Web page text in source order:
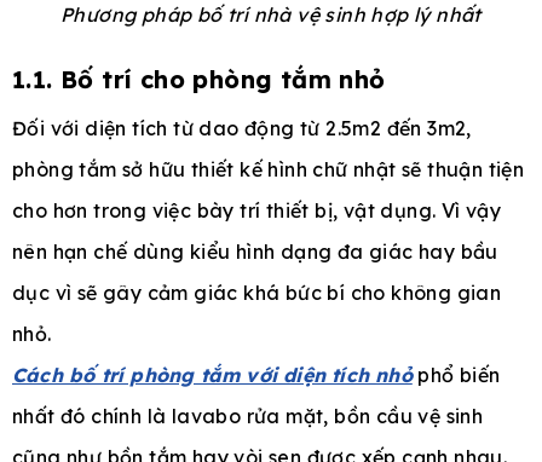
Phương pháp bố trí nhà vệ sinh hợp lý nhất
1.1. Bố trí cho phòng tắm nhỏ
Đối với diện tích từ dao động từ 2.5m2 đến 3m2,
phòng tắm sở hữu thiết kế hình chữ nhật sẽ thuận tiện
cho hơn trong việc bày trí thiết bị, vật dụng. Vì vậy
nên hạn chế dùng kiểu hình dạng đa giác hay bầu
dục vì sẽ gây cảm giác khá bức bí cho không gian
nhỏ.
Cách bố trí phòng tắm với diện tích nhỏphổ biến
nhất đó chính là lavabo rửa mặt, bồn cầu vệ sinh
cũng như bồn tắm hay vòi sen được xếp cạnh nhau.